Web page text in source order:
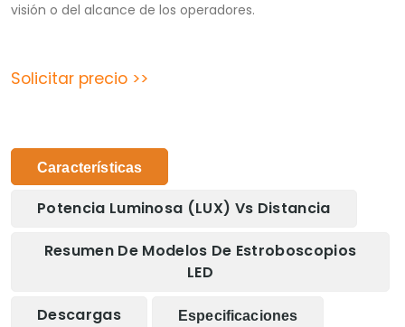
visión o del alcance de los operadores.
Solicitar precio >>
Características
Potencia Luminosa (LUX) Vs Distancia
Resumen De Modelos De Estroboscopios
LED
Descargas Especificaciones